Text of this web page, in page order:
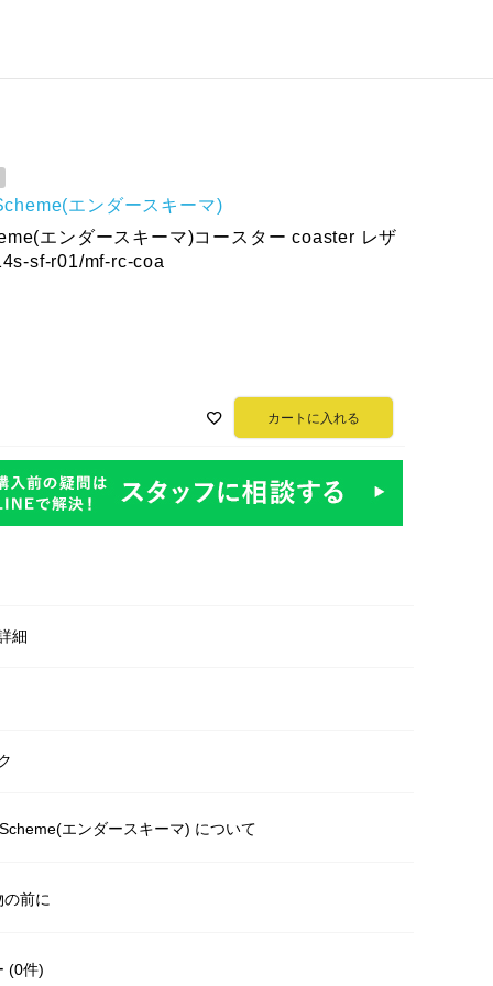
エンダースキーマ)
エンダースキーマ)コースター coaster レザ
sf-r01/mf-rc-coa
カートに入れる
細
エンダースキーマ) について
前に
(0件)